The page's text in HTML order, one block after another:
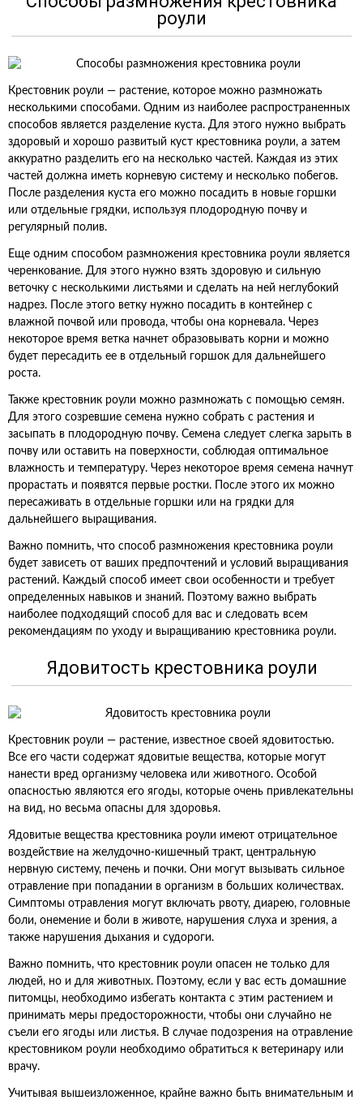
роули
Крестовник роули — растение, которое можно размножать
несколькими способами. Одним из наиболее распространенных
способов является разделение куста. Для этого нужно выбрать
здоровый и хорошо развитый куст крестовника роули, а затем
аккуратно разделить его на несколько частей. Каждая из этих
частей должна иметь корневую систему и несколько побегов.
После разделения куста его можно посадить в новые горшки
или отдельные грядки, используя плодородную почву и
регулярный полив.
Еще одним способом размножения крестовника роули является
черенкование. Для этого нужно взять здоровую и сильную
веточку с несколькими листьями и сделать на ней неглубокий
надрез. После этого ветку нужно посадить в контейнер с
влажной почвой или провода, чтобы она корневала. Через
некоторое время ветка начнет образовывать корни и можно
будет пересадить ее в отдельный горшок для дальнейшего
роста.
Также крестовник роули можно размножать с помощью семян.
Для этого созревшие семена нужно собрать с растения и
засыпать в плодородную почву. Семена следует слегка зарыть в
почву или оставить на поверхности, соблюдая оптимальное
влажность и температуру. Через некоторое время семена начнут
прорастать и появятся первые ростки. После этого их можно
пересаживать в отдельные горшки или на грядки для
дальнейшего выращивания.
Важно помнить, что способ размножения крестовника роули
будет зависеть от ваших предпочтений и условий выращивания
растений. Каждый способ имеет свои особенности и требует
определенных навыков и знаний. Поэтому важно выбрать
наиболее подходящий способ для вас и следовать всем
рекомендациям по уходу и выращиванию крестовника роули.
Ядовитость крестовника роули
Крестовник роули — растение, известное своей ядовитостью.
Все его части содержат ядовитые вещества, которые могут
нанести вред организму человека или животного. Особой
опасностью являются его ягоды, которые очень привлекательны
на вид, но весьма опасны для здоровья.
Ядовитые вещества крестовника роули имеют отрицательное
воздействие на желудочно-кишечный тракт, центральную
нервную систему, печень и почки. Они могут вызывать сильное
отравление при попадании в организм в больших количествах.
Симптомы отравления могут включать рвоту, диарею, головные
боли, онемение и боли в животе, нарушения слуха и зрения, а
также нарушения дыхания и судороги.
Важно помнить, что крестовник роули опасен не только для
людей, но и для животных. Поэтому, если у вас есть домашние
питомцы, необходимо избегать контакта с этим растением и
принимать меры предосторожности, чтобы они случайно не
съели его ягоды или листья. В случае подозрения на отравление
крестовником роули необходимо обратиться к ветеринару или
врачу.
Учитывая вышеизложенное, крайне важно быть внимательным и